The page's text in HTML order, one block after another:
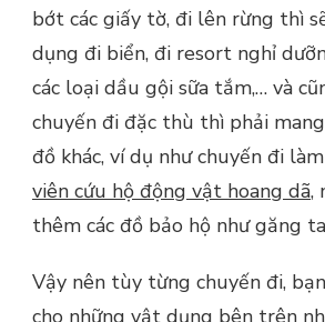
bớt các giấy tờ, đi lên rừng thì
dụng đi biển, đi resort nghỉ
các loại dầu gội sữa tắm,… và
chuyến đi đặc thù thì phải
đồ khác, ví dụ như chuyến đi làm
viên cứu hộ động vật hoang dã,
thêm các đồ bảo hộ như găng
Vậy nên tùy từng chuyến đi,
cho những vật dụng bên trên